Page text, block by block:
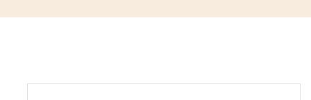
Путешествия и
с обзорами и тестами. Мы предоставляем